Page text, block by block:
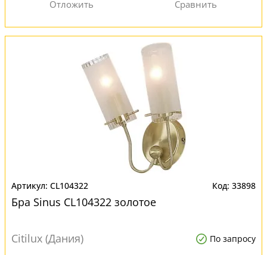
CL104322 33898
Бра Sinus CL104322 золотое
Citilux (Дания) По запросу